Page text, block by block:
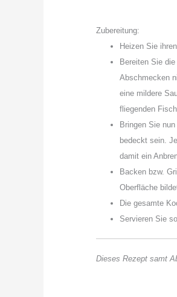
Zubereitung:
Heizen Sie
Bereiten Sie
Abschmecken
eine mildere
fliegenden
Bringen Sie
bedeckt sein.
damit ein
Backen bzw.
Oberfläche
Die gesamte
Servieren Sie
Dieses Rezept samt